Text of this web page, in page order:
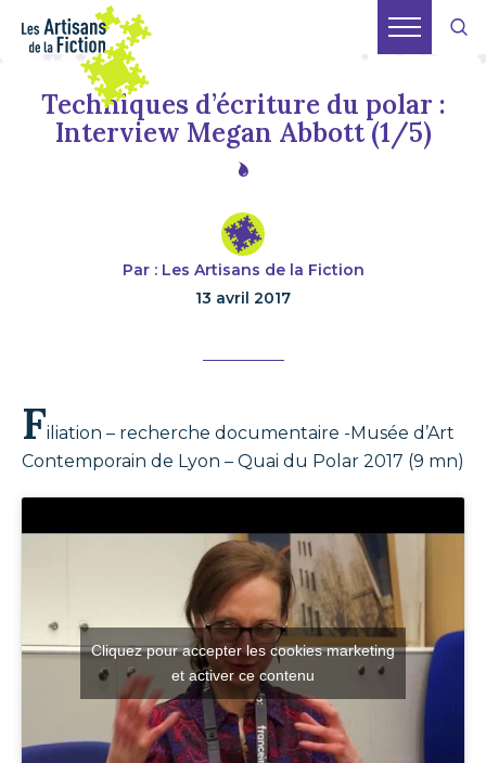
Techniques d’écriture du polar :
Interview Megan Abbott (1/5)
Par : Les Artisans de la Fiction
13 avril 2017
Filiation – recherche documentaire -Musée d’Art
Contemporain de Lyon – Quai du Polar 2017 (9 mn)
Cliquez pour accepter les cookies marketing
et activer ce contenu